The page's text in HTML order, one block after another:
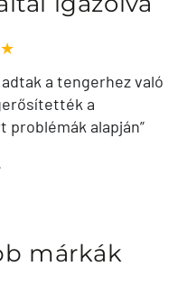
a tengerhez való
a
alapján”
márkák